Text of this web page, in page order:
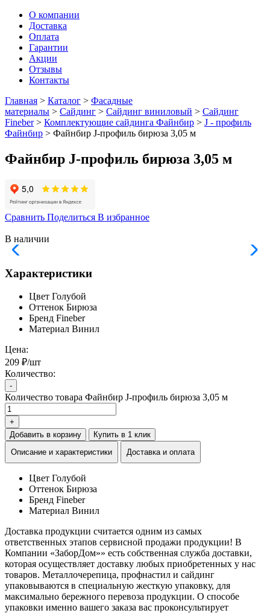
О компании
Доставка
Оплата
Гарантии
Акции
Отзывы
Контакты
Главная > Каталог > Фасадные
материалы > Сайдинг > Сайдинг виниловый > Сайдинг
Fineber> Комплектующие сайдинга Файнбир > J - профиль
Файнбир > Файнбир J-профиль бирюза 3,05 м
Файнбир J-профиль бирюза 3,05 м
Сравнить Поделиться В избранное
В наличии
Характеристики
Цвет Голубой
Оттенок Бирюза
Бренд Fineber
Материал Винил
Цена:
209 ₽/шт
Количество:
-
Количество товара Файнбир J-профиль бирюза 3,05 м
+
Добавить в корзину
Купить в 1 клик
Описание и характеристики
Доставка и оплата
Цвет Голубой
Оттенок Бирюза
Бренд Fineber
Материал Винил
Доставка продукции считается одним из самых
ответственных этапов сервисной продажи продукции! В
Компании «ЗаборДом»» есть собственная служба доставки,
которая осуществляет доставку любых приобретенных у нас
товаров. Металлочерепица, профнастил и сайдинг
упаковываются в специальную жесткую упаковку, для
максимально бережного перевоза продукции. О способе
упаковки именно вашего заказа вас проконсультирует